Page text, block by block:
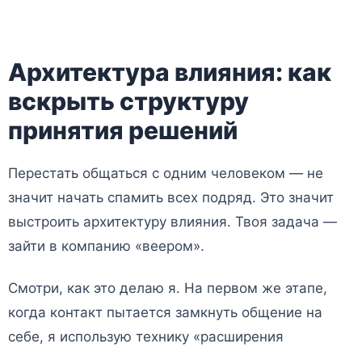
Архитектура влияния: как
вскрыть структуру
принятия решений
Перестать общаться с одним человеком — не
значит начать спамить всех подряд. Это значит
выстроить архитектуру влияния. Твоя задача —
зайти в компанию «веером».
Смотри, как это делаю я. На первом же этапе,
когда контакт пытается замкнуть общение на
себе, я использую технику «расширения